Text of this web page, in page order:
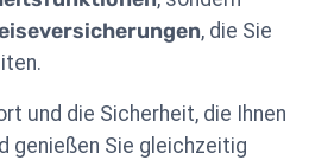
, die Sie
und die Sicherheit, die Ihnen
genießen Sie gleichzeitig